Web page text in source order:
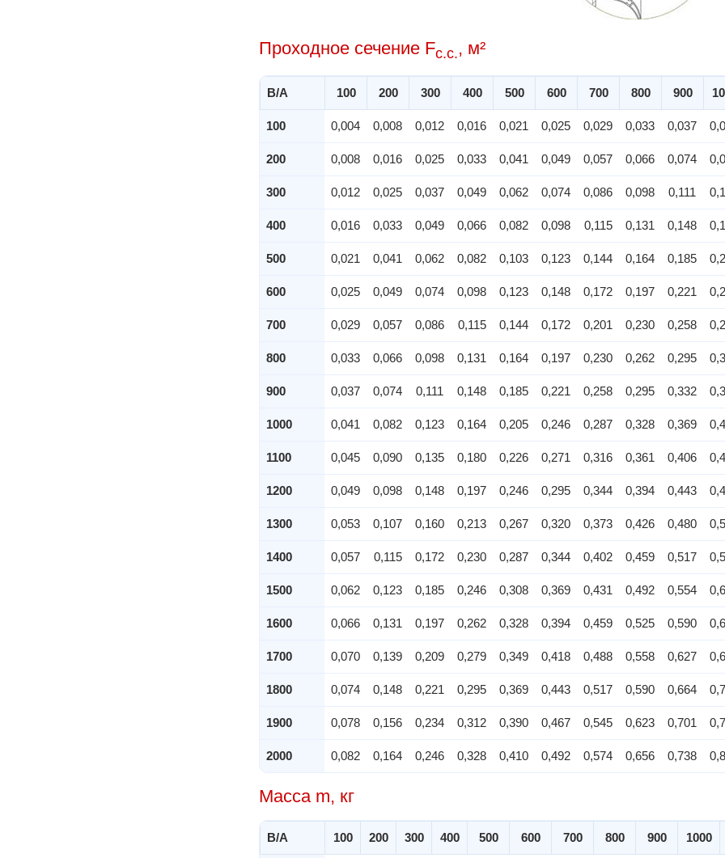
Проходное сечение Fс.с., м²
B/A 100 200 300 400 500 600 700 800 900
100 0,004 0,008 0,012 0,016 0,021 0,025 0,029 0,033 0,037
200 0,008 0,016 0,025 0,033 0,041 0,049 0,057 0,066 0,074
300 0,012 0,025 0,037 0,049 0,062 0,074 0,086 0,098 0,111
400 0,016 0,033 0,049 0,066 0,082 0,098 0,115 0,131 0,148
500 0,021 0,041 0,062 0,082 0,103 0,123 0,144 0,164 0,185
600 0,025 0,049 0,074 0,098 0,123 0,148 0,172 0,197 0,221
700 0,029 0,057 0,086 0,115 0,144 0,172 0,201 0,230 0,258
800 0,033 0,066 0,098 0,131 0,164 0,197 0,230 0,262 0,295
900 0,037 0,074 0,111 0,148 0,185 0,221 0,258 0,295 0,332
1000 0,041 0,082 0,123 0,164 0,205 0,246 0,287 0,328 0,369
1100 0,045 0,090 0,135 0,180 0,226 0,271 0,316 0,361 0,406
1200 0,049 0,098 0,148 0,197 0,246 0,295 0,344 0,394 0,443
1300 0,053 0,107 0,160 0,213 0,267 0,320 0,373 0,426 0,480
1400 0,057 0,115 0,172 0,230 0,287 0,344 0,402 0,459 0,517
1500 0,062 0,123 0,185 0,246 0,308 0,369 0,431 0,492 0,554
1600 0,066 0,131 0,197 0,262 0,328 0,394 0,459 0,525 0,590
1700 0,070 0,139 0,209 0,279 0,349 0,418 0,488 0,558 0,627
1800 0,074 0,148 0,221 0,295 0,369 0,443 0,517 0,590 0,664
1900 0,078 0,156 0,234 0,312 0,390 0,467 0,545 0,623 0,701
2000 0,082 0,164 0,246 0,328 0,410 0,492 0,574 0,656 0,738
Масса m, кг
B/A 100 200 300 400 500 600 700 800 900 1000